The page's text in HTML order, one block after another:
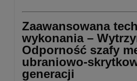
Zaawansowana
wykonania –
Odporność szafy
ubraniowo-
generacji